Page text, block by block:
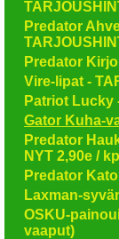
Predator
Predator
Vire-lipat -
Patriot Lucky
Gator Kuha-
Predator
NYT 2,90e / kpl
Predator
Laxman-
OSKU-
vaaput)